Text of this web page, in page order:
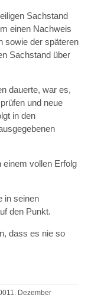
Sachstand
einen Nachweis
sowie der späteren
Sachstand über
dauerte, war es,
und neue
in den
vollen Erfolg
in seinen
den Punkt.
dass es nie so
11. Dezember